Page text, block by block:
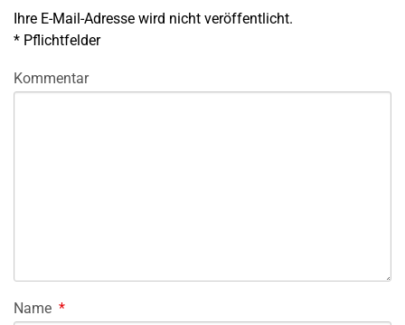
Ihre E-Mail-Adresse wird nicht veröffentlicht.
* Pflichtfelder
Kommentar
Name *